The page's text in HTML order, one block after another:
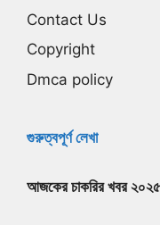
Contact Us
Copyright
Dmca policy
গুরুত্বপূর্ণ লেখা
আজকের চাকরির খবর